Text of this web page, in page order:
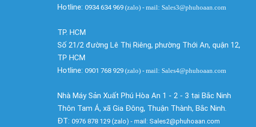
Hotline:0934 634 969(zalo) - mail: Sales3@phuhoaan.com
TP. HCM
Số 21/2 đường Lê Thị Riêng, phường Thới An, quận 12,
TP HCM
Hotline:0901 768 929(zalo) - mail: Sales4@phuhoaan.com
Nhà Máy Sản Xuất Phú Hòa An 1 - 2 - 3 tại Bắc Ninh
Thôn Tam Á, xã Gia Đông, Thuận Thành, Bắc Ninh.
ĐT:0976 878 129 (zalo) - mail: Sales2@phuhoaan.com